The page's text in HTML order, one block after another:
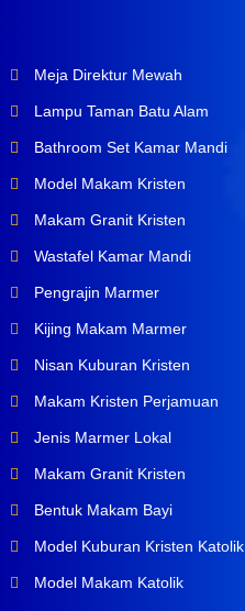
Meja Direktur Mewah
Lampu Taman Batu Alam
Bathroom Set Kamar Mandi
Model Makam Kristen
Makam Granit Kristen
Wastafel Kamar Mandi
Pengrajin Marmer
Kijing Makam Marmer
Nisan Kuburan Kristen
Makam Kristen Perjamuan
Jenis Marmer Lokal
Makam Granit Kristen
Bentuk Makam Bayi
Model Kuburan Kristen Katolik
Model Makam Katolik